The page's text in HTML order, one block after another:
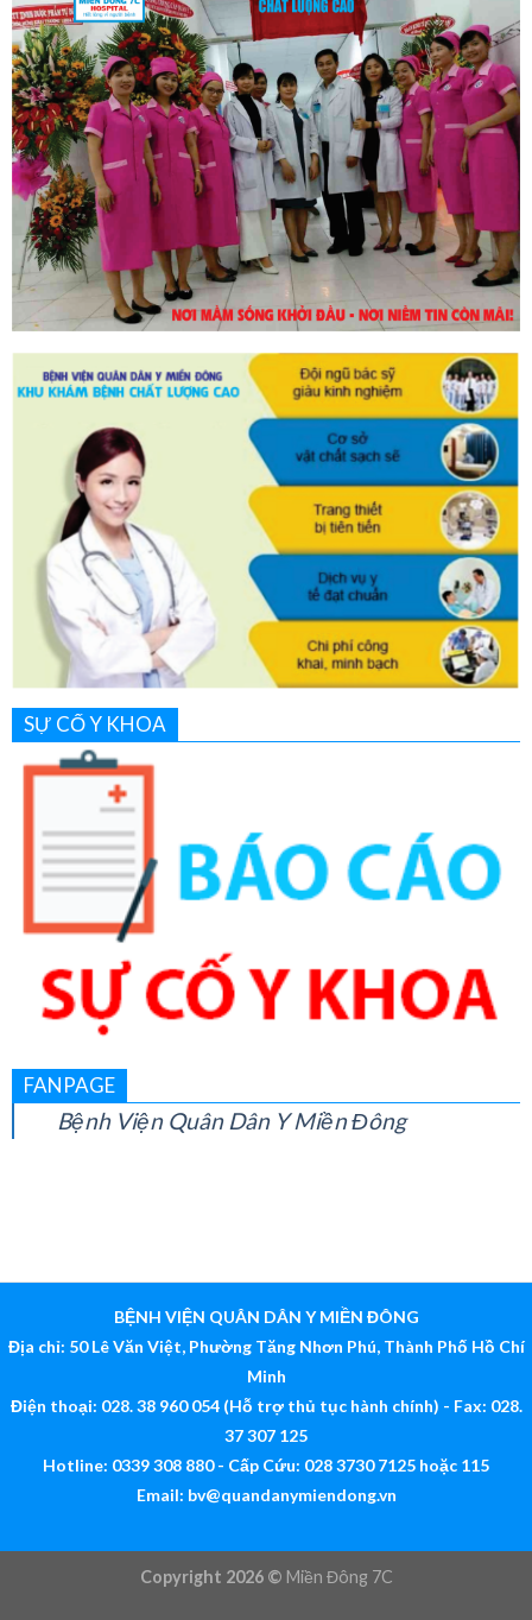
Hội nghị khoa học Điều dưỡng năm 2023
30/10/2023
DỊCH VỤ
SỰ CỐ Y KHOA
Bệnh Viện Quân Dân Y Miền Đông
BỆNH VIỆN QUÂN DÂN Y MIỀN ĐÔNG
Địa chỉ: 50 Lê Văn Việt, Phường Tăng Nhơn Phú, Thành Phố Hồ Chí